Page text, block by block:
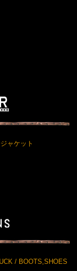
ャケット
/ BOOTS,SHOES